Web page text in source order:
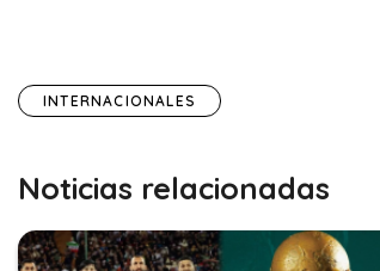
INTERNACIONALES
Noticias relacionadas